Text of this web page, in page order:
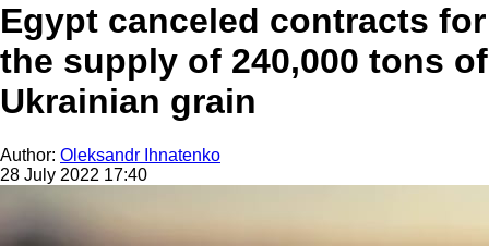
Egypt canceled contracts for
the supply of 240,000 tons of
Ukrainian grain
Author: Oleksandr Ihnatenko
28 July 2022 17:40